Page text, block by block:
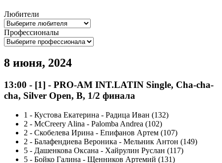
Любители
Профессионалы
8 июня, 2024
13:00 - [1] - PRO-AM INT.LATIN Single, Cha-cha-
cha, Silver Open, B, 1/2 финала
1 - Кустова Екатерина - Радица Иван (132)
2 - McCreery Alina - Palomba Andrea (102)
2 - Скобелева Ирина - Епифанов Артем (107)
2 - Балафендиева Вероника - Мельник Антон (149)
5 - Дашенкова Оксана - Хайрулин Руслан (117)
5 - Бойко Галина - Щенников Артемий (131)